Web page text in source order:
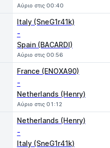
Αύριο στις 00:40
Italy (SneG1r41k)
-
Spain (BACARDI)
Αύριο στις 00:56
France (ENOXA90)
-
Netherlands (Henry)
Αύριο στις 01:12
Netherlands (Henry)
-
Italy (SneG1r41k)